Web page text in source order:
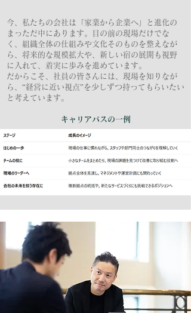
今、私たちの会社は「家業から企業へ」と進化の
まっただ中にあります。目の前の現場だけでな
く、組織全体の仕組みや文化そのものを整えなが
ら、将来的な規模拡大や、新しい宿の展開も視野
に入れて、着実に歩みを進めています。
だからこそ、社員の皆さんには、現場を知りなが
ら、“経営に近い視点”を少しずつ持ってもらいたい
と考えています。
キャリアパスの一例